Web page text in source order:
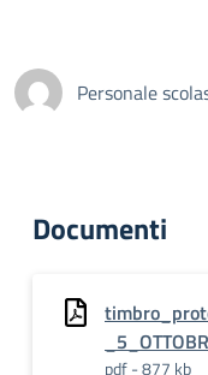
Personale
Documenti
pdf - 877 kb